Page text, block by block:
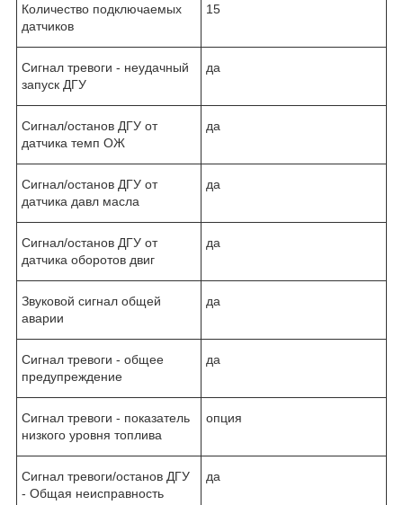
Количество подключаемых
датчиков
15
Сигнал тревоги - неудачный
запуск ДГУ
да
Сигнал/останов ДГУ от
датчика темп ОЖ
да
Сигнал/останов ДГУ от
датчика давл масла
да
Сигнал/останов ДГУ от
датчика оборотов двиг
да
Звуковой сигнал общей
аварии
да
Сигнал тревоги - общее
предупреждение
да
Сигнал тревоги - показатель
низкого уровня топлива
опция
Сигнал тревоги/останов ДГУ
- Общая неисправность
да